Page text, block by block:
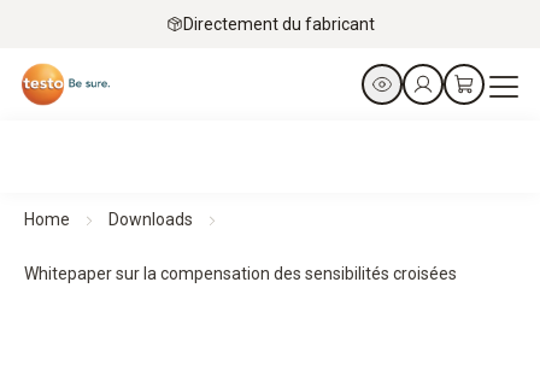
Directement du fabricant
Home Downloads
Whitepaper sur la compensation des sensibilités croisées